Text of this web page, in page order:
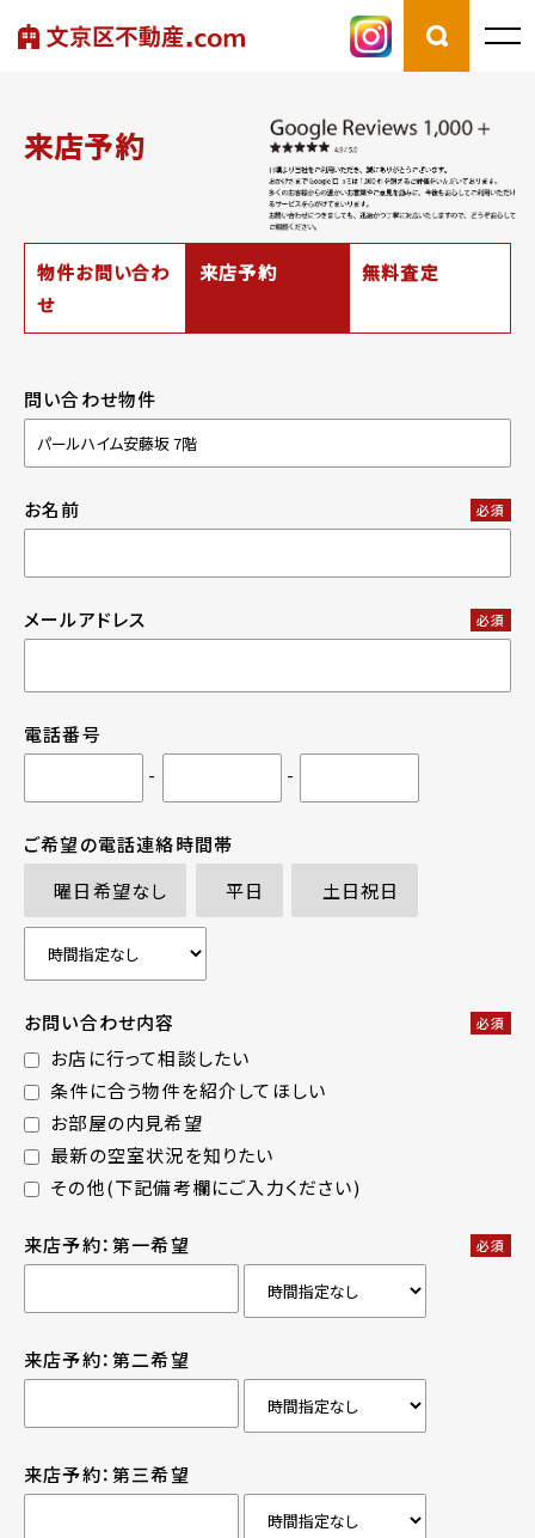
来店予約
物件お問い合わ
せ
来店予約 無料査定
問い合わせ物件
お名前 必須
メールアドレス 必須
電話番号
-
-
ご希望の電話連絡時間帯
曜日希望なし
平日 土日祝日
お問い合わせ内容 必須
お店に行って相談したい
条件に合う物件を紹介してほしい
お部屋の内見希望
最新の空室状況を知りたい
その他(下記備考欄にご入力ください)
来店予約：第一希望 必須
来店予約：第二希望
来店予約：第三希望